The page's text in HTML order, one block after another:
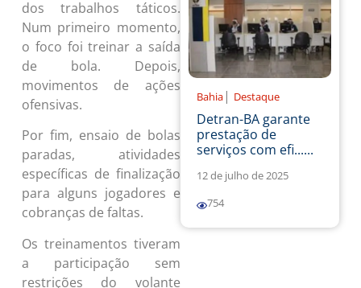
dos trabalhos táticos.
Num primeiro momento,
o foco foi treinar a saída
de bola. Depois,
movimentos de ações
ofensivas.
Por fim, ensaio de bolas
paradas, atividades
específicas de finalização
para alguns jogadores e
cobranças de faltas.
Os treinamentos tiveram
a participação sem
restrições do volante
Bahia | Destaque
Detran-BA garante
prestação de
serviços com efi......
12 de julho de 2025
754